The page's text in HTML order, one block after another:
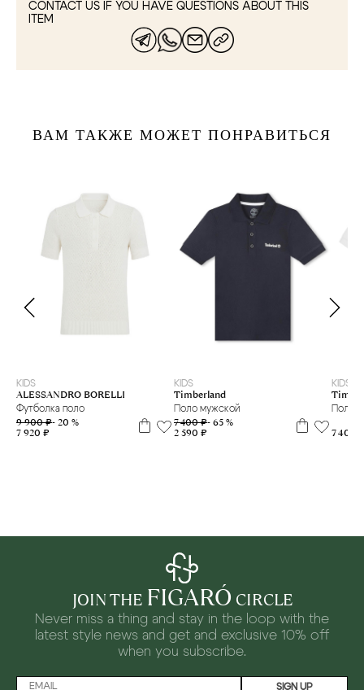
CONTACT US IF YOU HAVE QUESTIONS ABOUT THIS
ITEM
ВАМ ТАКЖЕ МОЖЕТ ПОНРАВИТЬСЯ
KIDS
ALESSANDRO BORELLI
Футболка поло
9 900 ₽- 20 %
7 920 ₽
KIDS
Timberland
Поло мужской
7 400 ₽- 65 %
2 590 ₽
KIDS
Поло
7 400
JOIN THE FIGARÓ CIRCLE
Never miss a thing and stay in the loop with the
latest style news and get and exclusive 10% off
when you subscribe.
SIGN UP